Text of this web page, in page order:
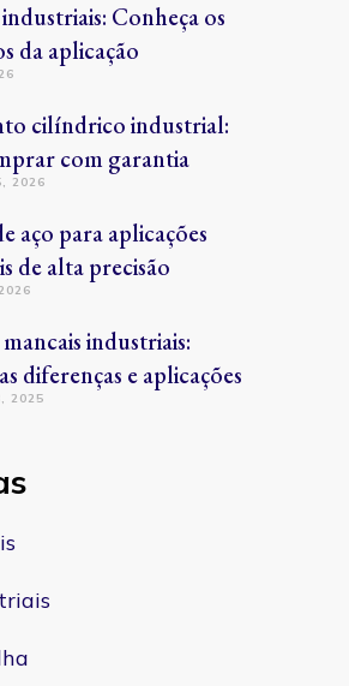
Conheça os
da aplicação
cilíndrico industrial:
com garantia
2026
aço para aplicações
de alta precisão
industriais:
diferenças e aplicações
2025